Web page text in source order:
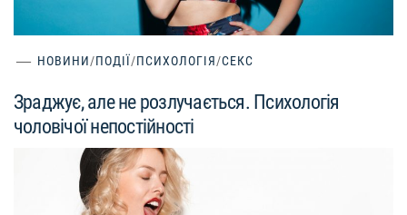
НОВИНИ/ПОДІЇ/ПСИХОЛОГІЯ/СЕКС
Зраджує, але не розлучається. Психологія
чоловічої непостійності